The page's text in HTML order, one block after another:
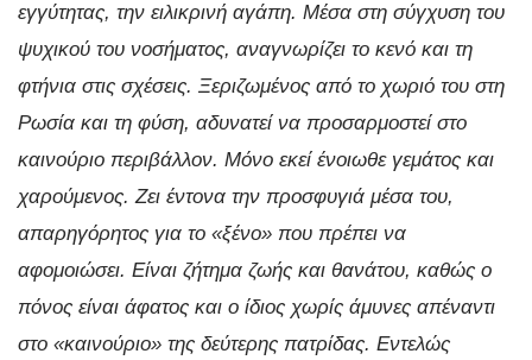
εγγύτητας, την ειλικρινή αγάπη. Μέσα στη σύγχυση του
ψυχικού του νοσήματος, αναγνωρίζει το κενό και τη
φτήνια στις σχέσεις. Ξεριζωμένος από το χωριό του στη
Ρωσία και τη φύση, αδυνατεί να προσαρμοστεί στο
καινούριο περιβάλλον. Μόνο εκεί ένοιωθε γεμάτος και
χαρούμενος. Ζει έντονα την προσφυγιά μέσα του,
απαρηγόρητος για το «ξένο» που πρέπει να
αφομοιώσει. Είναι ζήτημα ζωής και θανάτου, καθώς ο
πόνος είναι άφατος και ο ίδιος χωρίς άμυνες απέναντι
στο «καινούριο» της δεύτερης πατρίδας. Εντελώς